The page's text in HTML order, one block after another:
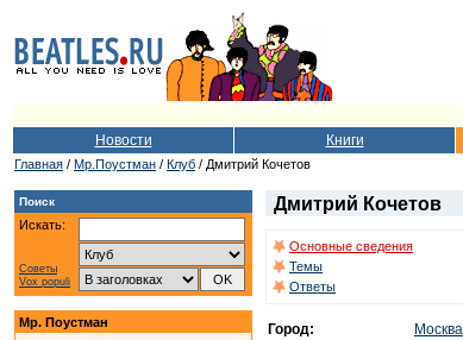
Новости Книги
Главная / Мр.Поустман / Клуб / Дмитрий Кочетов
Поиск
Искать:
Советы
Vox populi
Мр. Поустман
Дмитрий Кочетов
Основные сведения
Темы
Ответы
Город:
Москва